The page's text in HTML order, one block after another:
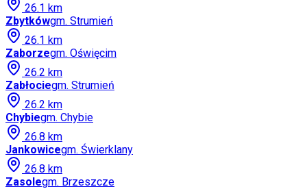
26.1 km
Zbytkówgm. Strumień
26.1 km
Zaborzegm. Oświęcim
26.2 km
Zabłociegm. Strumień
26.2 km
Chybiegm. Chybie
26.8 km
Jankowicegm. Świerklany
26.8 km
Zasolegm. Brzeszcze